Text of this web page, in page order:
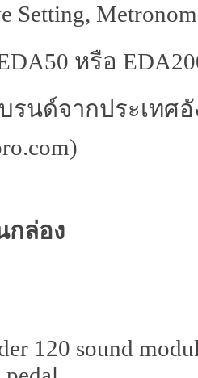
Setting,
หรือ
บรนด์จากประเทศ
กล่อง
120 sound